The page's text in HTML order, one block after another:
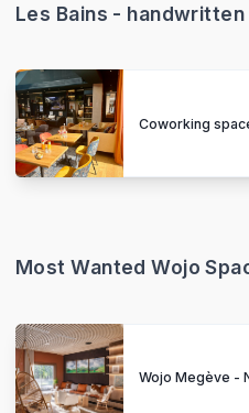
Les Bains -
Coworking
Most Wanted Wojo
Wojo Megève -